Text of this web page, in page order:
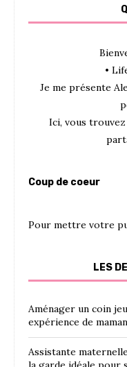
•
Je me présente
Ici, vous
Coup de coeur
Pour mettre votre
LES
Aménager un coin
expérience de maman
Assistante